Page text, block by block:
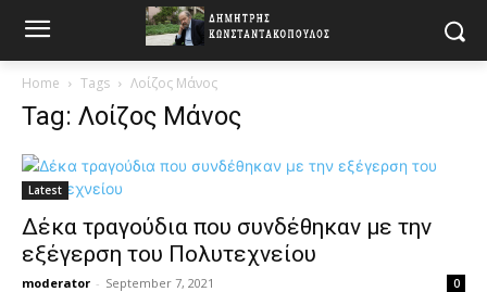
Home Tags Λοίζος Μάνος
Tag: Λοίζος Μάνος
Latest
Δέκα τραγούδια που συνδέθηκαν με την
εξέγερση του Πολυτεχνείου
moderator - September 7, 2021 0